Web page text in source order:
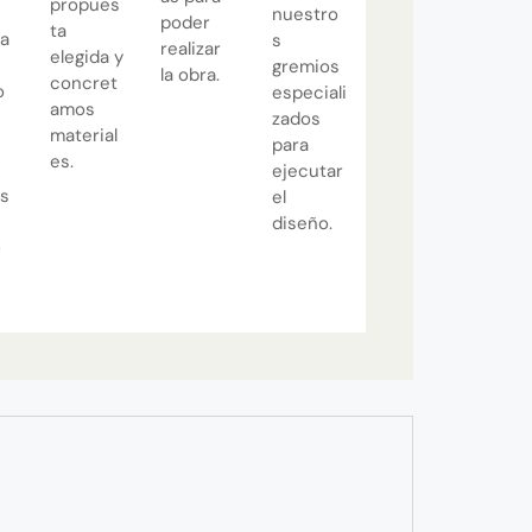
propues
ta
elegida y
concret
amos
material
es.
poder
realizar
la obra.
nuestro
s
gremios
especiali
zados
para
ejecutar
el
diseño.